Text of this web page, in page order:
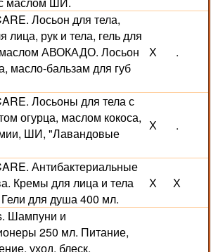
Лосьон для тела,
лица, рук и тела, гель для
АВОКАДО. Лосьон
масло-бальзам для губ
Х .
Лосьоны для тела с
огурца, маслом кокоса,
ШИ, "Лавандовые
Х .
Антибактериальные
Кремы для лица и тела
для душа 400 мл.
Х Х
Шампуни и
250 мл. Питание,
уход, блеск,